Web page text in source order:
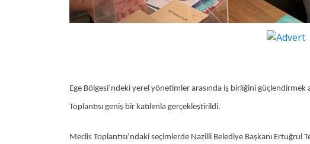
Ege Bölgesi’ndeki yerel yönetimler arasında iş birliğini
Toplantısı geniş bir katılımla gerçekleştirildi.
Meclis Toplantısı’ndaki seçimlerde Nazilli Belediye Başkanı